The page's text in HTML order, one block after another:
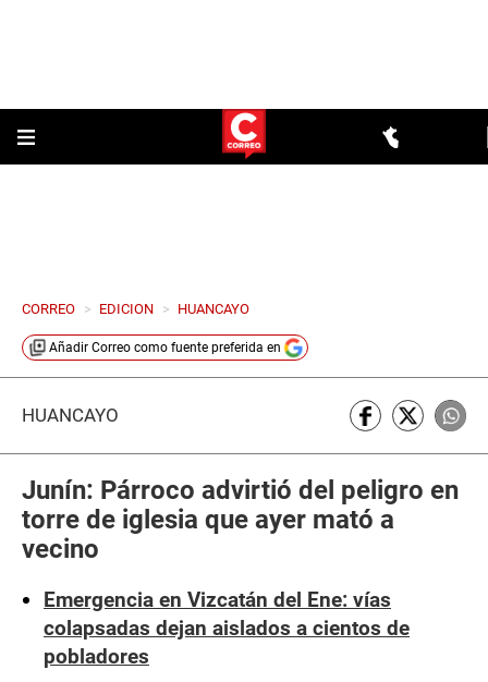
CORREO > EDICION > HUANCAYO
Añadir Correo como fuente preferida en
HUANCAYO
Junín: Párroco advirtió del peligro en
torre de iglesia que ayer mató a
vecino
Emergencia en Vizcatán del Ene: vías
colapsadas dejan aislados a cientos de
pobladores